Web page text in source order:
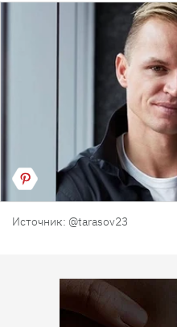
Источник: @tarasov23